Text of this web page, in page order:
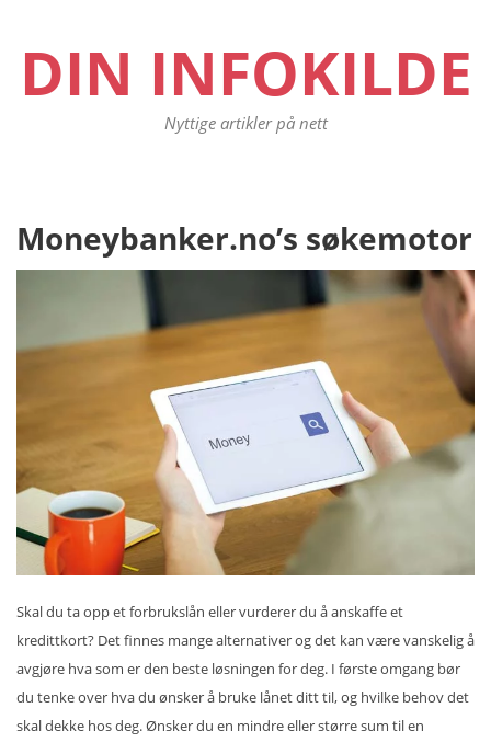
DIN INFOKILDE
Nyttige artikler på nett
Moneybanker.no’s søkemotor
Skal du ta opp et forbrukslån eller vurderer du å anskaffe et
kredittkort? Det finnes mange alternativer og det kan være vanskelig å
avgjøre hva som er den beste løsningen for deg. I første omgang bør
du tenke over hva du ønsker å bruke lånet ditt til, og hvilke behov det
skal dekke hos deg. Ønsker du en mindre eller større sum til en